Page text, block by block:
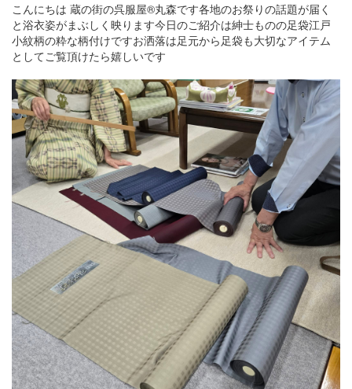
こんにちは 蔵の街の呉服屋®丸森です各地のお祭りの話題が届く
と浴衣姿がまぶしく映ります今日のご紹介は紳士ものの足袋江戸
小紋柄の粋な柄付けですお洒落は足元から足袋も大切なアイテム
としてご覧頂けたら嬉しいです